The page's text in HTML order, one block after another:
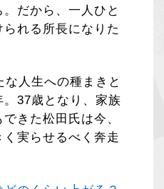
だから、一人ひと
れる所長になりた
人生への種まきと
37歳となり、家族
きた松田氏は今、
実らせるべく奔走